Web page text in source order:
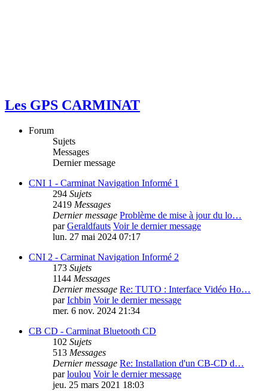
Les GPS CARMINAT
Forum
Sujets
Messages
Dernier message
CNI 1 - Carminat Navigation Informé 1
294 Sujets
2419 Messages
Dernier message Problème de mise à jour du lo…
parGeraldfauts Voir le dernier message
lun. 27 mai 2024 07:17
CNI 2 - Carminat Navigation Informé 2
173 Sujets
1144 Messages
Dernier message Re: TUTO : Interface Vidéo Ho…
parIchbin Voir le dernier message
mer. 6 nov. 2024 21:34
CB CD - Carminat Bluetooth CD
102 Sujets
513 Messages
Dernier message Re: Installation d'un CB-CD d…
parloulou Voir le dernier message
jeu. 25 mars 2021 18:03